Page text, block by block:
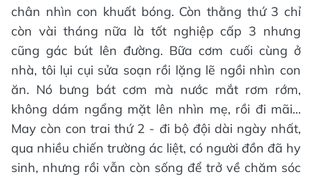
chân nhìn con khuất bóng. Còn thằng thứ 3 chỉ
còn vài tháng nữa là tốt nghiệp cấp 3 nhưng
cũng gác bút lên đường. Bữa cơm cuối cùng ở
nhà, tôi lụi cụi sửa soạn rồi lặng lẽ ngồi nhìn con
ăn. Nó bưng bát cơm mà nước mắt rơm rớm,
không dám ngẩng mặt lên nhìn mẹ, rồi đi mãi...
May còn con trai thứ 2 - đi bộ đội dài ngày nhất,
qua nhiều chiến trường ác liệt, có người đồn đã hy
sinh, nhưng rồi vẫn còn sống để trở về chăm sóc